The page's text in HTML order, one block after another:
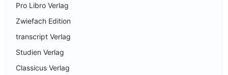
Pro Libro Verlag
Zwiefach Edition
transcript Verlag
Studien Verlag
Classicus Verlag